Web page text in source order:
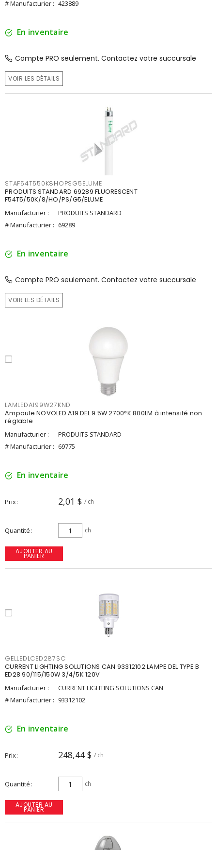
# Manufacturier : 423889
En inventaire
Compte PRO seulement. Contactez votre succursale
VOIR LES DÉTAILS
STAF54T550K8HOPSG5ELUME
PRODUITS STANDARD 69289 FLUORESCENT
F54T5/50K/8/HO/PS/G5/ELUME
Manufacturier :
PRODUITS STANDARD
# Manufacturier : 69289
En inventaire
Compte PRO seulement. Contactez votre succursale
VOIR LES DÉTAILS
LAMLEDA199W27KND
Ampoule NOVOLED A19 DEL 9.5W 2700°K 800LM à intensité non
réglable
Manufacturier :
PRODUITS STANDARD
# Manufacturier : 69775
En inventaire
Prix 2,01 $ / ch
Quantité ch
AJOUTER AU
PANIER
GELLEDLCED287SC
CURRENT LIGHTING SOLUTIONS CAN 93312102 LAMPE DEL TYPE B
ED28 90/115/150W 3/4/5K 120V
Manufacturier :
CURRENT LIGHTING SOLUTIONS CAN
# Manufacturier : 93312102
En inventaire
Prix 248,44 $ / ch
Quantité ch
AJOUTER AU
PANIER